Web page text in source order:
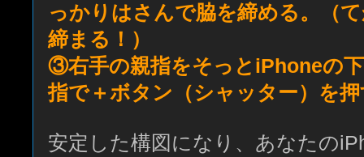
っかりはさんで脇を締める。（
締まる！）
③右手の親指をそっとiPhoneの
指で＋ボタン（シャッター）を
安定した構図になり、あなたの